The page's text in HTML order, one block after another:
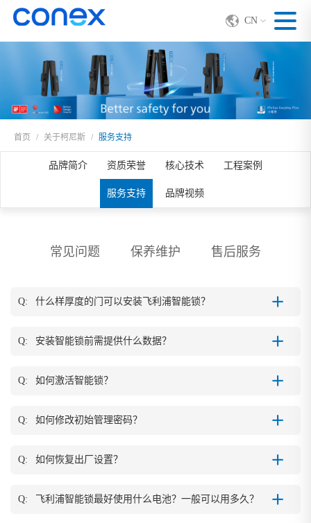
CN
首页 / 关于柯尼斯 / 服务支持
品牌简介 资质荣誉 核心技术 工程案例
服务支持 品牌视频
常见问题 保养维护 售后服务
Q: 什么样厚度的门可以安装飞利浦智能锁？
Q: 安装智能锁前需提供什么数据？
Q: 如何激活智能锁？
Q: 如何修改初始管理密码？
Q: 如何恢复出厂设置？
Q: 飞利浦智能锁最好使用什么电池？一般可以用多久？